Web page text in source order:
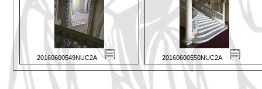
20160600549NUC2A 20160600550NUC2A